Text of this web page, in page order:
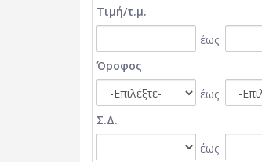
Τιμή/τ.μ.
έως
Όροφος
έως
Σ.Δ.
έως